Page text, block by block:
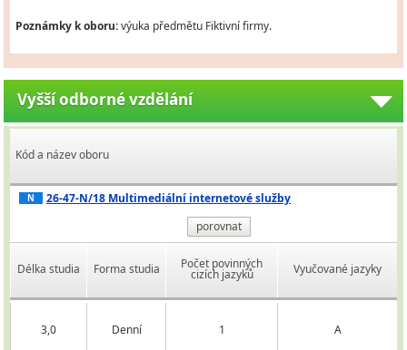
Poznámky k oboru:výuka předmětu Fiktivní firmy.
Vyšší odborné vzdělání
Kód a název oboru
N
26-47-N/18 Multimediální internetové služby
porovnat
Délka studia Forma studia Počet povinných
cizích jazyků Vyučované jazyky
3,0 Denní 1 A